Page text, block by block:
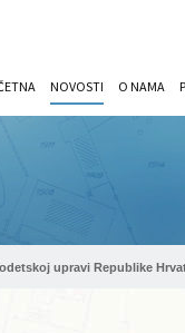
NOVOSTI O NAMA
upravi Republike